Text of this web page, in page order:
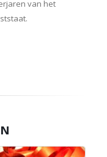
van het